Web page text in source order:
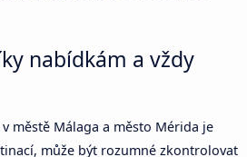
nabídkám a vždy
městě Málaga a město Mérida je
může být rozumné zkontrolovat